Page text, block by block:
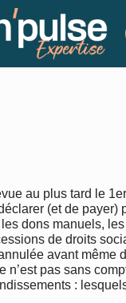
au plus tard le
(et de payer)
dons manuels,
de droits
avant même
n’est pas sans
: